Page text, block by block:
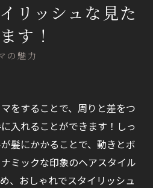
の魅力
リッシュな見た
す！
をすることで、周りと差をつ
入れることができます！しっ
髪にかかることで、動きとボ
ミックな印象のヘアスタイル
、おしゃれでスタイリッシュ